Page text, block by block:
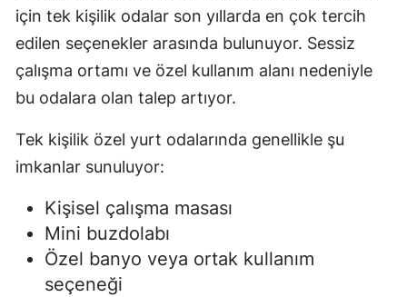
için tek kişilik odalar son yıllarda en çok tercih
edilen seçenekler arasında bulunuyor. Sessiz
çalışma ortamı ve özel kullanım alanı nedeniyle
bu odalara olan talep artıyor.
Tek kişilik özel yurt odalarında genellikle şu
imkanlar sunuluyor:
Kişisel çalışma masası
Mini buzdolabı
Özel banyo veya ortak kullanım
seçeneği